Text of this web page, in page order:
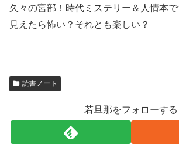
久々の宮部！時代ミステリー＆人情本
見えたら怖い？それとも楽しい？
読書ノート
若旦那をフォローする